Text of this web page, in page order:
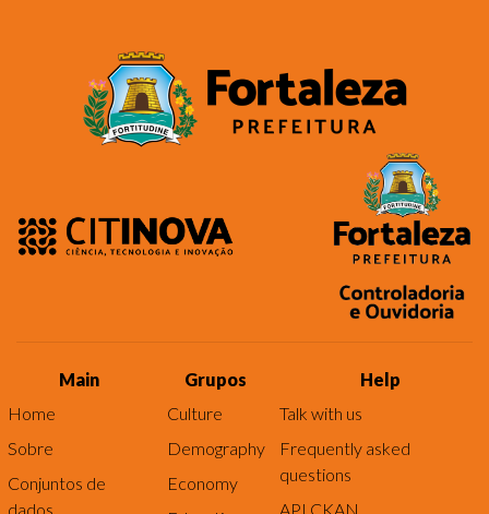
Main
Home
Sobre
Conjuntos de
dados
Grupos
Culture
Demography
Economy
Help
Talk with us
Frequently asked
questions
API CKAN